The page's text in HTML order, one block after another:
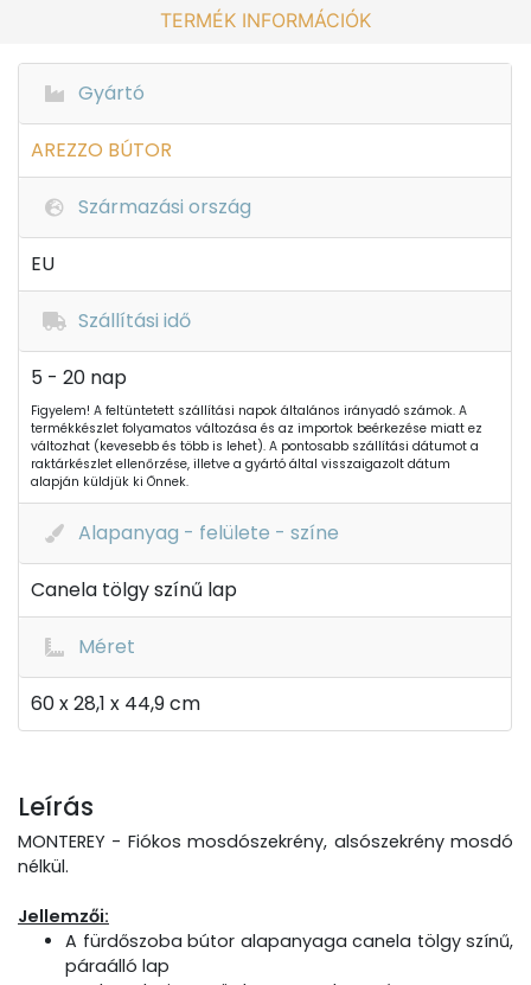
TERMÉK INFORMÁCIÓK
Gyártó
AREZZO BÚTOR
Származási ország
EU
Szállítási idő
5 - 20 nap
Figyelem! A feltüntetett szállítási napok általános irányadó számok. A
termékkészlet folyamatos változása és az importok beérkezése miatt ez
változhat (kevesebb és több is lehet). A pontosabb szállítási dátumot a
raktárkészlet ellenőrzése, illetve a gyártó által visszaigazolt dátum
alapján küldjük ki Önnek.
Alapanyag - felülete - színe
Canela tölgy színű lap
Méret
60 x 28,1 x 44,9 cm
Leírás
MONTEREY - Fiókos mosdószekrény, alsószekrény mosdó
nélkül.
Jellemzői:
A fürdőszoba bútor alapanyaga canela tölgy színű,
páraálló lap